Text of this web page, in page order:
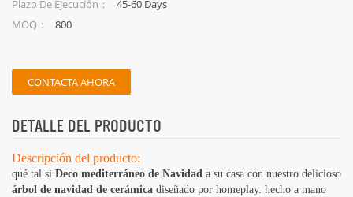
Plazo De Ejecución：
45-60 Days
MOQ：
800
CONTACTA AHORA
DETALLE DEL PRODUCTO
Descripción del producto:
qué tal si Deco mediterráneo de Navidad a su casa con nuestro delicioso
árbol de navidad de cerámica diseñado por homeplay. hecho a mano